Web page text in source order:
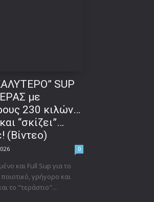
SUP
με
230 κιλών…
“σκίζει”…
(Βίντεο)
0
και Full Sup για το
γρήγορο και
το "τεράστιο"...